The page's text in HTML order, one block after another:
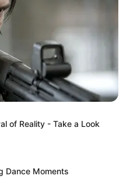
of Reality - Take a Look
Dance Moments